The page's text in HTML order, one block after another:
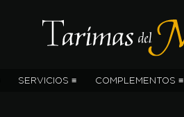
SERVICIOS ≡ COMPLEMENTOS ≡